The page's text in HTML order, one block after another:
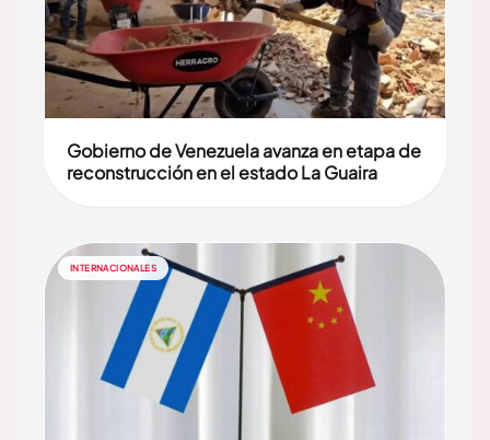
Gobierno de Venezuela avanza en etapa de
reconstrucción en el estado La Guaira
INTERNACIONALES